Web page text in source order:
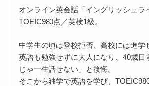
オンライン英会話「イングリッシュラ
TOEIC980点／英検1級。
中学生の頃は登校拒否、高校には進学
英語も勉強せずに大人になり、40歳目
じゃ一生話せない」と後悔。
そこから独学で英語を学び、